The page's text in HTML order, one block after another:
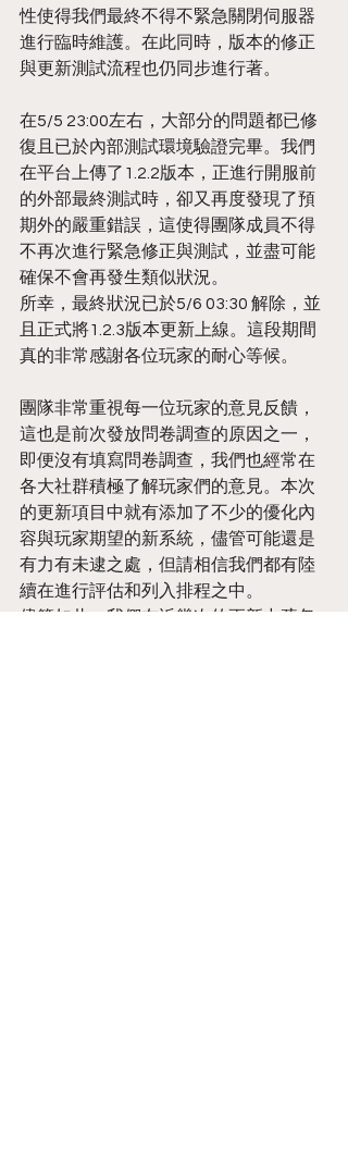
性使得我們最終不得不緊急關閉伺服器
進行臨時維護。在此同時，版本的修正
與更新測試流程也仍同步進行著。
在5/5 23:00左右，大部分的問題都已修
復且已於內部測試環境驗證完畢。我們
在平台上傳了1.2.2版本，正進行開服前
的外部最終測試時，卻又再度發現了預
期外的嚴重錯誤，這使得團隊成員不得
不再次進行緊急修正與測試，並盡可能
確保不會再發生類似狀況。
所幸，最終狀況已於5/6 03:30 解除，並
且正式將1.2.3版本更新上線。這段期間
真的非常感謝各位玩家的耐心等候。
團隊非常重視每一位玩家的意見反饋，
這也是前次發放問卷調查的原因之一，
即便沒有填寫問卷調查，我們也經常在
各大社群積極了解玩家們的意見。本次
的更新項目中就有添加了不少的優化內
容與玩家期望的新系統，儘管可能還是
有力有未逮之處，但請相信我們都有陸
續在進行評估和列入排程之中。
儘管如此，我們在近幾次的更新中疏忽